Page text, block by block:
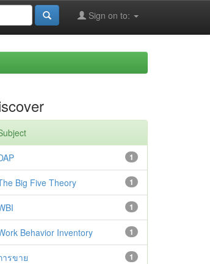
Sign on to:
1
1
Big Five Theory
1
1
Behavior Inventory
1
ารขาย